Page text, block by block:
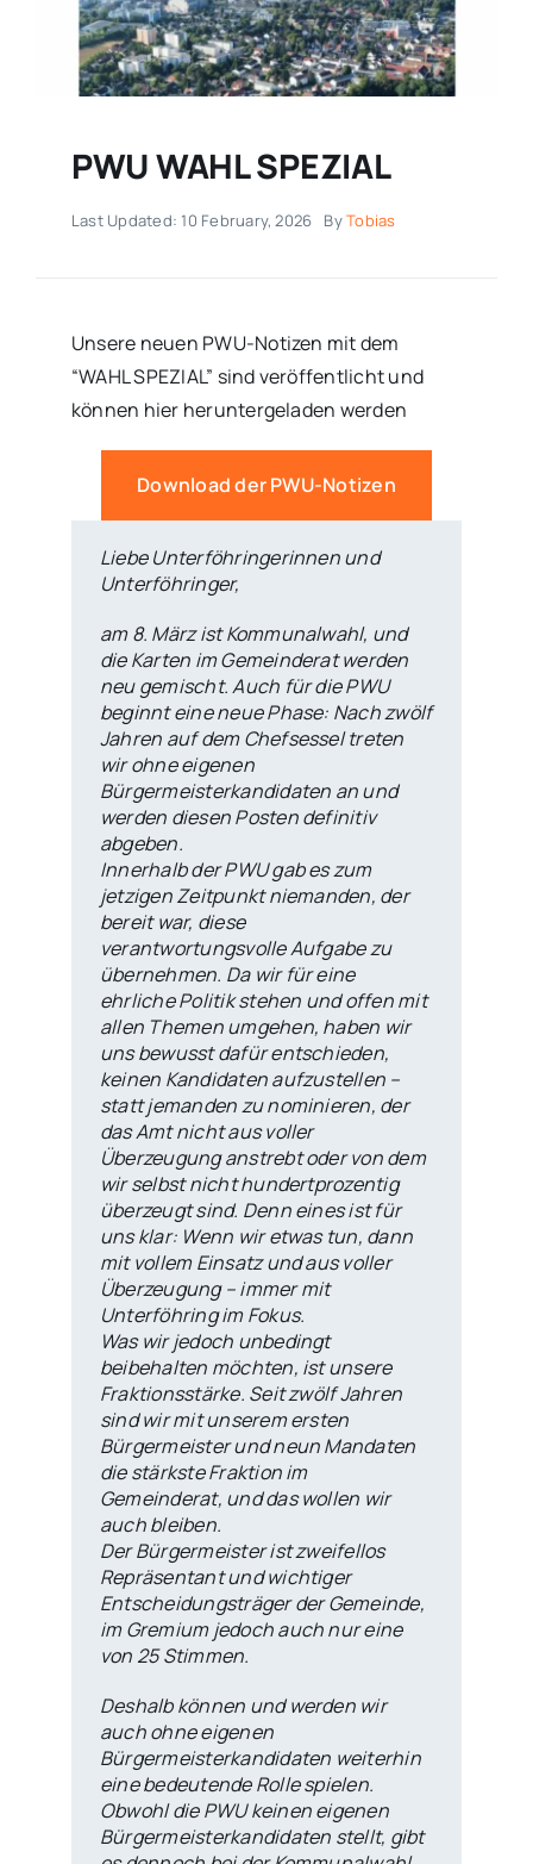
PWU WAHL SPEZIAL
Last Updated: 10 February, 2026 ByTobias
Unsere neuen PWU-Notizen mit dem
“WAHL SPEZIAL” sind veröffentlicht und
können hier heruntergeladen werden
Download der PWU-Notizen
Liebe Unterföhringerinnen und
Unterföhringer,
am 8. März ist Kommunalwahl, und
die Karten im Gemeinderat werden
neu gemischt. Auch für die PWU
beginnt eine neue Phase: Nach zwölf
Jahren auf dem Chefsessel treten
wir ohne eigenen
Bürgermeisterkandidaten an und
werden diesen Posten definitiv
abgeben.
Innerhalb der PWU gab es zum
jetzigen Zeitpunkt niemanden, der
bereit war, diese
verantwortungsvolle Aufgabe zu
übernehmen. Da wir für eine
ehrliche Politik stehen und offen mit
allen Themen umgehen, haben wir
uns bewusst dafür entschieden,
keinen Kandidaten aufzustellen –
statt jemanden zu nominieren, der
das Amt nicht aus voller
Überzeugung anstrebt oder von dem
wir selbst nicht hundertprozentig
überzeugt sind. Denn eines ist für
uns klar: Wenn wir etwas tun, dann
mit vollem Einsatz und aus voller
Überzeugung – immer mit
Unterföhring im Fokus.
Was wir jedoch unbedingt
beibehalten möchten, ist unsere
Fraktionsstärke. Seit zwölf Jahren
sind wir mit unserem ersten
Bürgermeister und neun Mandaten
die stärkste Fraktion im
Gemeinderat, und das wollen wir
auch bleiben.
Der Bürgermeister ist zweifellos
Repräsentant und wichtiger
Entscheidungsträger der Gemeinde,
im Gremium jedoch auch nur eine
von 25 Stimmen.
Deshalb können und werden wir
auch ohne eigenen
Bürgermeisterkandidaten weiterhin
eine bedeutende Rolle spielen.
Obwohl die PWU keinen eigenen
Bürgermeisterkandidaten stellt, gibt